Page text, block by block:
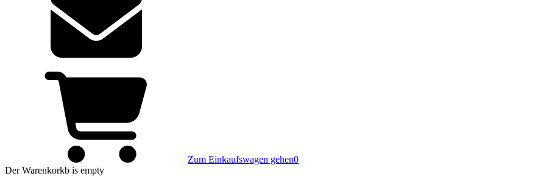
Zum Einkaufswagen gehen0
Der Warenkorkb is empty